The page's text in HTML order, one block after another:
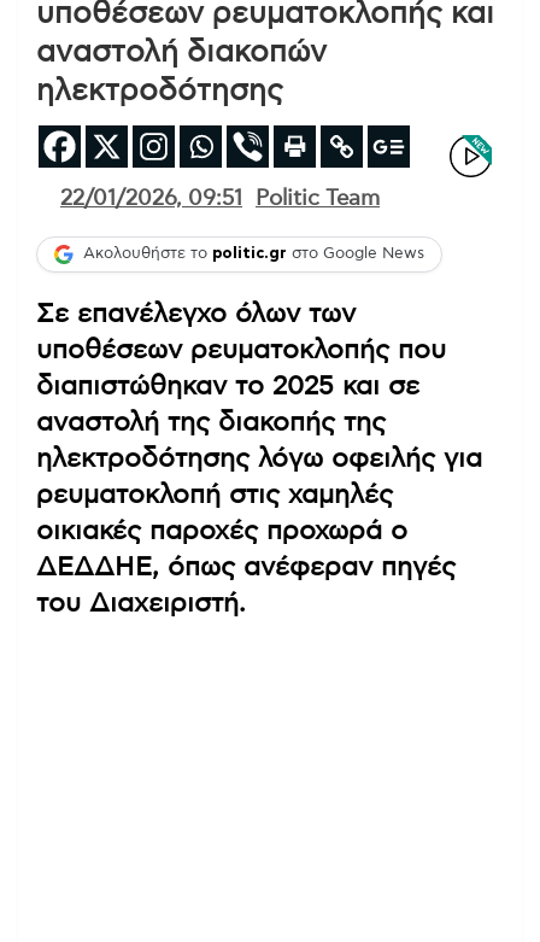
υποθέσεων ρευματοκλοπής και
αναστολή διακοπών
ηλεκτροδότησης
22/01/2026, 09:51 Politic Team
Ακολουθήστε το politic.gr στο Google News
Σε επανέλεγχο όλων των
υποθέσεων ρευματοκλοπής που
διαπιστώθηκαν το 2025 και σε
αναστολή της διακοπής της
ηλεκτροδότησης λόγω οφειλής για
ρευματοκλοπή στις χαμηλές
οικιακές παροχές προχωρά ο
ΔΕΔΔΗΕ, όπως ανέφεραν πηγές
του Διαχειριστή.